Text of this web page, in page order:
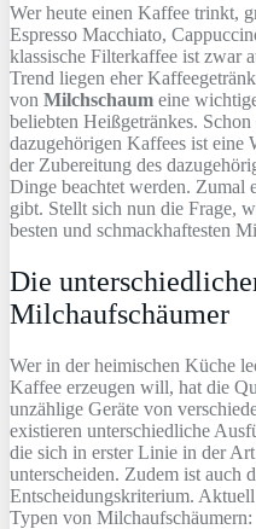
Wer heute einen Kaffee trinkt,
Espresso Macchiato,
klassische Filterkaffee ist zwar
Trend liegen eher
von Milchschaum eine
beliebten Heißgetränkes.
dazugehörigen Kaffees ist eine
der Zubereitung des
Dinge beachtet werden. Zumal
gibt. Stellt sich nun die Frage,
besten und schmackhaftesten
Die
Milchaufschäumer
Wer in der heimischen Küche
Kaffee erzeugen will, hat die
unzählige Geräte von
existieren unterschiedliche
die sich in erster Linie in der
unterscheiden. Zudem ist auch
Entscheidungskriterium.
Typen von Milchaufschäumern: